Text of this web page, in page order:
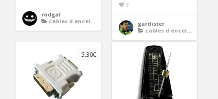
rodgal
cables d enceintes
3
gardister
cables d enceintes
5.30€